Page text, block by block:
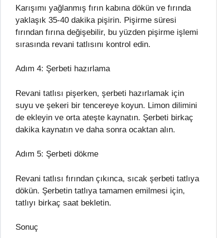
Karışımı yağlanmış fırın kabına dökün ve fırında
yaklaşık 35-40 dakika pişirin. Pişirme süresi
fırından fırına değişebilir, bu yüzden pişirme işlemi
sırasında revani tatlısını kontrol edin.
Adım 4: Şerbeti hazırlama
Revani tatlısı pişerken, şerbeti hazırlamak için
suyu ve şekeri bir tencereye koyun. Limon dilimini
de ekleyin ve orta ateşte kaynatın. Şerbeti birkaç
dakika kaynatın ve daha sonra ocaktan alın.
Adım 5: Şerbeti dökme
Revani tatlısı fırından çıkınca, sıcak şerbeti tatlıya
dökün. Şerbetin tatlıya tamamen emilmesi için,
tatlıyı birkaç saat bekletin.
Sonuç